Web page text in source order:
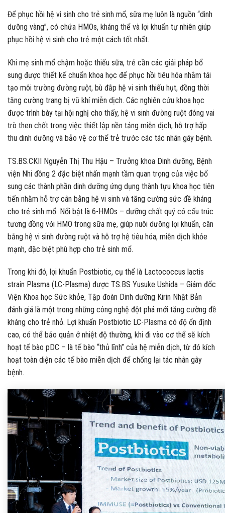
Để phục hồi hệ vi sinh cho trẻ sinh mổ, sữa mẹ luôn là nguồn “dinh
dưỡng vàng”, có chứa HMOs, kháng thể và lợi khuẩn tự nhiên giúp
phục hồi hệ vi sinh cho trẻ một cách tốt nhất.
Khi mẹ sinh mổ chậm hoặc thiếu sữa, trẻ cần các giải pháp bổ
sung được thiết kế chuẩn khoa học để phục hồi tiêu hóa nhằm tái
tạo môi trường đường ruột, bù đắp hệ vi sinh thiếu hụt, đồng thời
tăng cường trang bị vũ khí miễn dịch. Các nghiên cứu khoa học
được trình bày tại hội nghị cho thấy, hệ vi sinh đường ruột đóng vai
trò then chốt trong việc thiết lập nền tảng miễn dịch, hỗ trợ hấp
thu dinh dưỡng và bảo vệ cơ thể trẻ trước các tác nhân gây bệnh.
TS.BS.CKII Nguyễn Thị Thu Hậu – Trưởng khoa Dinh dưỡng, Bệnh
viện Nhi đồng 2 đặc biệt nhấn mạnh tầm quan trọng của việc bổ
sung các thành phần dinh dưỡng ứng dụng thành tựu khoa học tiên
tiến nhằm hỗ trợ cân bằng hệ vi sinh và tăng cường sức đề kháng
cho trẻ sinh mổ. Nổi bật là 6-HMOs – dưỡng chất quý có cấu trúc
tương đồng với HMO trong sữa mẹ, giúp nuôi dưỡng lợi khuẩn, cân
bằng hệ vi sinh đường ruột và hỗ trợ hệ tiêu hóa, miễn dịch khỏe
mạnh, đặc biệt phù hợp cho trẻ sinh mổ.
Trong khi đó, lợi khuẩn Postbiotic, cụ thể là Lactococcus lactis
strain Plasma (LC-Plasma) được TS.BS Yusuke Ushida – Giám đốc
Viện Khoa học Sức khỏe, Tập đoàn Dinh dưỡng Kirin Nhật Bản
đánh giá là một trong những công nghệ đột phá mới tăng cường đề
kháng cho trẻ nhỏ. Lợi khuẩn Postbiotic LC-Plasma có độ ổn định
cao, có thể bảo quản ở nhiệt độ thường, khi đi vào cơ thể sẽ kích
hoạt tế bào pDC – là tế bào “thủ lĩnh” của hệ miễn dịch, từ đó kích
hoạt toàn diện các tế bào miễn dịch để chống lại tác nhân gây
bệnh.